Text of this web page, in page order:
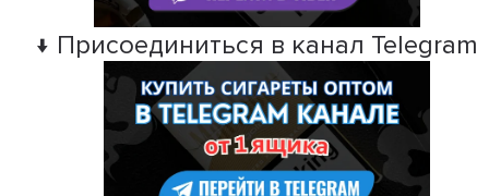
↓ Присоединиться в канал Telegram